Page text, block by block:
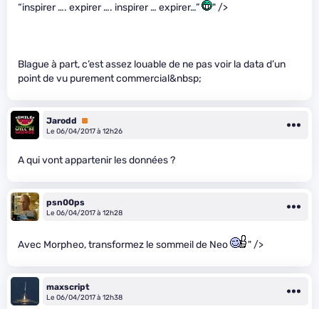
“inspirer …. expirer …. inspirer … expirer…”
" />
Blague à part, c’est assez louable de ne pas voir la data d’un
point de vu purement commercial&nbsp;
Jarodd
Premium
Le 06/04/2017 à 12h26
A qui vont appartenir les données ?
psn00ps
Le 06/04/2017 à 12h28
Avec Morpheo, transformez le sommeil de Neo " />
maxscript
Le 06/04/2017 à 12h38